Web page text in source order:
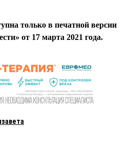
только в печатной версии
от 17 марта 2021 года.